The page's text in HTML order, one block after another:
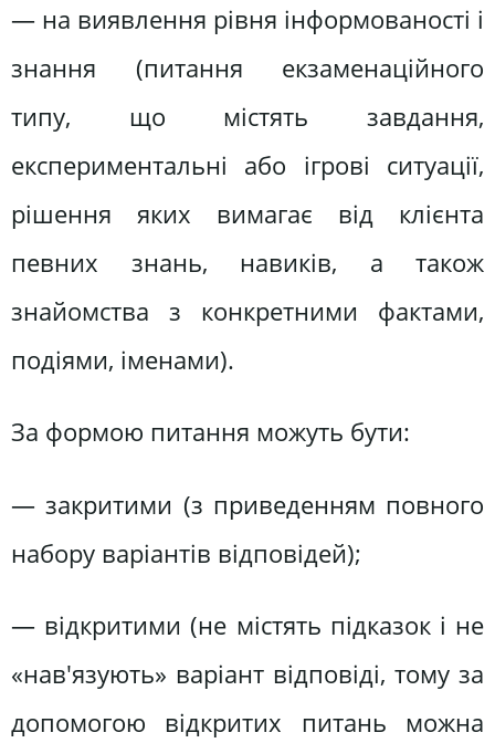
— на виявлення рівня інформованості і
знання (питання екзаменаційного
типу, що містять завдання,
експериментальні або ігрові ситуації,
рішення яких вимагає від клієнта
певних знань, навиків, а також
знайомства з конкретними фактами,
подіями, іменами).
За формою питання можуть бути:
— закритими (з приведенням повного
набору варіантів відповідей);
— відкритими (не містять підказок і не
«нав'язують» варіант відповіді, тому за
допомогою відкритих питань можна